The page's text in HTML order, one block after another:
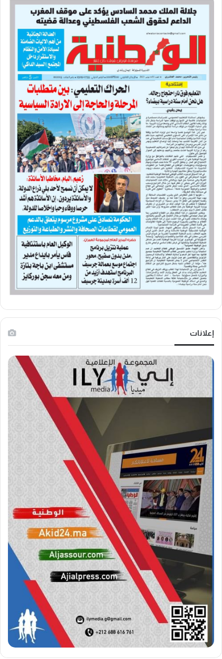
إعلانات